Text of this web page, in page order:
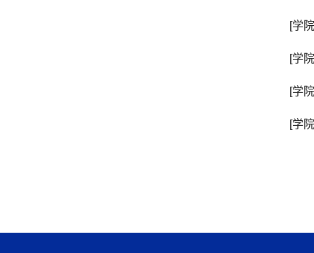
[学
[学
[学
[学